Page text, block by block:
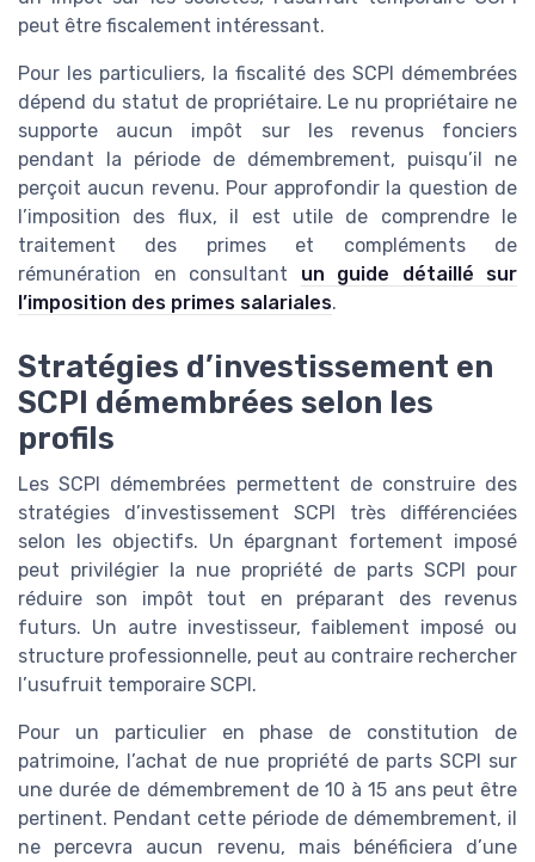
peut être fiscalement intéressant.
Pour les particuliers, la fiscalité des SCPI démembrées
dépend du statut de propriétaire. Le nu propriétaire ne
supporte aucun impôt sur les revenus fonciers
pendant la période de démembrement, puisqu’il ne
perçoit aucun revenu. Pour approfondir la question de
l’imposition des flux, il est utile de comprendre le
traitement des primes et compléments de
rémunération en consultant un guide détaillé sur
l’imposition des primes salariales.
Stratégies d’investissement en
SCPI démembrées selon les
profils
Les SCPI démembrées permettent de construire des
stratégies d’investissement SCPI très différenciées
selon les objectifs. Un épargnant fortement imposé
peut privilégier la nue propriété de parts SCPI pour
réduire son impôt tout en préparant des revenus
futurs. Un autre investisseur, faiblement imposé ou
structure professionnelle, peut au contraire rechercher
l’usufruit temporaire SCPI.
Pour un particulier en phase de constitution de
patrimoine, l’achat de nue propriété de parts SCPI sur
une durée de démembrement de 10 à 15 ans peut être
pertinent. Pendant cette période de démembrement, il
ne percevra aucun revenu, mais bénéficiera d’une